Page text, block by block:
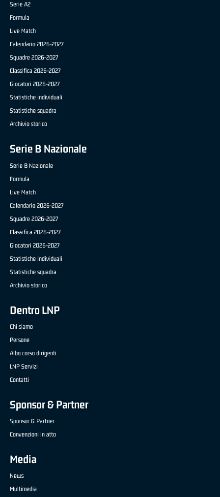
Serie A2
Formula
Live Match
Calendario 2026-2027
Squadre 2026-2027
Classifica 2026-2027
Giocatori 2026-2027
Statistiche individuali
Statistiche squadra
Archivio storico
Serie B Nazionale
Serie B Nazionale
Formula
Live Match
Calendario 2026-2027
Squadre 2026-2027
Classifica 2026-2027
Giocatori 2026-2027
Statistiche individuali
Statistiche squadra
Archivio storico
Dentro LNP
Chi siamo
Persone
Albo corso dirigenti
LNP Servizi
Contatti
Sponsor & Partner
Sponsor & Partner
Convenzioni in atto
Media
News
Multimedia